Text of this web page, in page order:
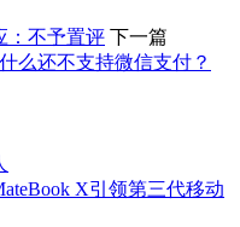
：不予置评 下一篇
么还不支持微信支付？
X引领第三代移动